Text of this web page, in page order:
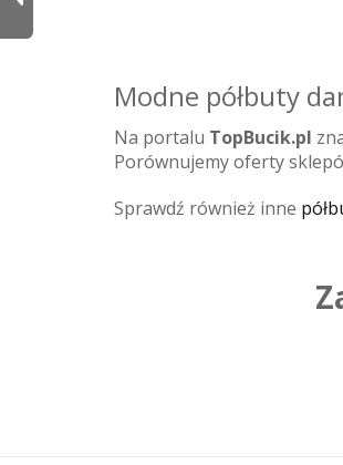
Modne półbuty
Na portalu TopBucik.pl
Porównujemy oferty
Sprawdź również inne